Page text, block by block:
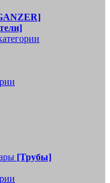
[Трубы]